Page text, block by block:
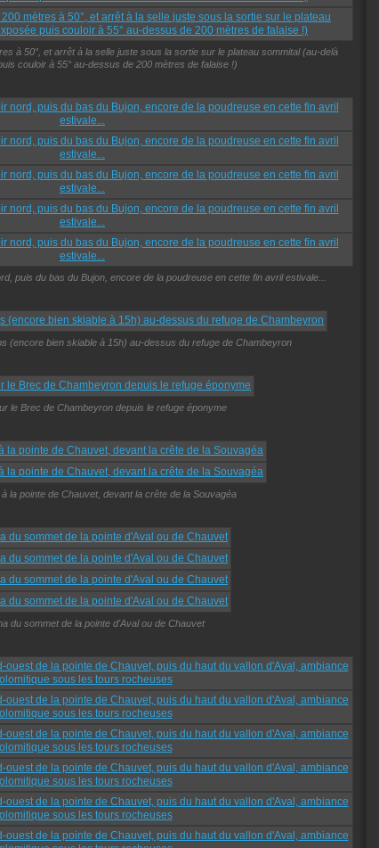
à 50°, et arrêt à la selle juste sous la sortie sur le plateau sommital (au-delà
couloir à 55° au-dessus de 200 mètres de falaise !)
puis du bas du Bujon, encore de la poudreuse en cette fin avril estivale...
(encore bien skiable à 15h) au-dessus du refuge de Chambeyron
le Brec de Chambeyron depuis le refuge éponyme
la pointe de Chauvet, devant la crête de la Souvagéa
du sommet de la pointe d'Aval ou de Chauvet